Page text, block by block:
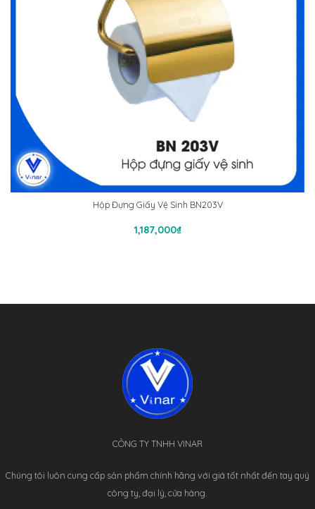
Hộp Đựng Giấy Vệ Sinh BN203V
1,187,000₫
Thêm Vào Giỏ Hàng
CÔNG TY TNHH VINAR
Chúng tôi luôn cung cấp sản phẩm chính hãng với giá tốt nhất đến tay quý
công ty, đại lý, cửa hàng.